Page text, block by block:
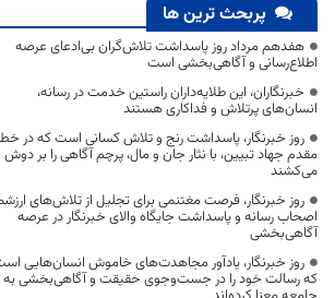
پربحث ترین ها
هفدهم مرداد روز پاسداشت تلاش‌گران بی‌ادعای عرصه
اطلاع‌رسانی و آگاهی‌بخشی است
خبرنگاران، این طلایه‌داران راستین خدمت در رسانه،
انسان‌های پرتلاش و فداکاری هستند
روز خبرنگار، پاسداشت رنج و تلاش کسانی است که در خط
مقدم جهاد تبیین، با نثار جان و مال، پرچم آگاهی را بر دوش
می‌کشند
روز خبرنگار، فرصت مغتنمی برای تجلیل از تلاش‌های
اصحاب رسانه و پاسداشت جایگاه والای خبرنگار در عرصه
آگاهی‌بخشی
روز خبرنگار، یادآور مجاهدت‌های خاموش انسان‌هایی
که رسالت خود را در جست‌وجوی حقیقت و آگاهی‌بخشی به